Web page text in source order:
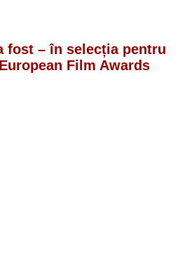
fost – în selecția pentru
Film Awards